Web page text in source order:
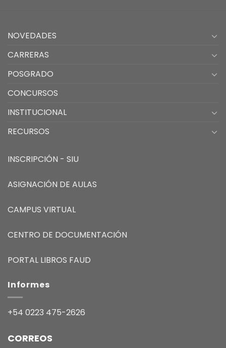
NOVEDADES
CARRERAS
POSGRADO
CONCURSOS
INSTITUCIONAL
RECURSOS
INSCRIPCIÓN - SIU
ASIGNACIÓN DE AULAS
CAMPUS VIRTUAL
CENTRO DE DOCUMENTACIÓN
PORTAL LIBROS FAUD
Informes
+54 0223 475-2626
CORREOS